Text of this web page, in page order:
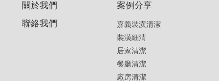
關於我們
聯絡我們
案例分享
嘉義裝潢清潔
裝潢細清
居家清潔
餐廳清潔
廠房清潔